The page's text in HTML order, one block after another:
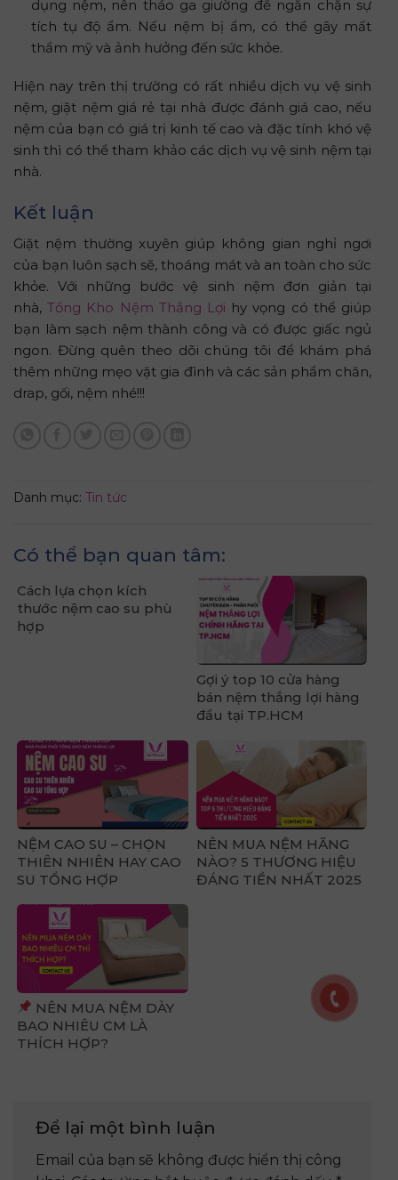
dụng nệm, nên tháo ga giường để ngăn chặn sự
tích tụ độ ẩm. Nếu nệm bị ẩm, có thể gây mất
thẩm mỹ và ảnh hưởng đến sức khỏe.
Hiện nay trên thị trường có rất nhiều dịch vụ vệ sinh
nệm, giặt nệm giá rẻ tại nhà được đánh giá cao, nếu
nệm của bạn có giá trị kinh tế cao và đặc tính khó vệ
sinh thì có thể tham khảo các dịch vụ vệ sinh nệm tại
nhà.
Kết luận
Giặt nệm thường xuyên giúp không gian nghỉ ngơi
của bạn luôn sạch sẽ, thoáng mát và an toàn cho sức
khỏe. Với những bước vệ sinh nệm đơn giản tại
nhà,Tổng Kho Nệm Thắng Lợi hy vọng có thể giúp
bạn làm sạch nệm thành công và có được giấc ngủ
ngon. Đừng quên theo dõi chúng tôi để khám phá
thêm những mẹo vặt gia đình và các sản phẩm chăn,
drap, gối, nệm nhé!!!
Danh mục: Tin tức
Có thể bạn quan tâm:
Cách lựa chọn kích
thước nệm cao su phù
hợp
Gợi ý top 10 cửa hàng
bán nệm thắng lợi hàng
đầu tại TP.HCM
NỆM CAO SU – CHỌN
THIÊN NHIÊN HAY CAO
SU TỔNG HỢP
NÊN MUA NỆM HÃNG
NÀO? 5 THƯƠNG HIỆU
ĐÁNG TIỀN NHẤT 2025
NÊN MUA NỆM DÀY
BAO NHIÊU CM LÀ
THÍCH HỢP?
Để lại một bình luận
Email của bạn sẽ không được hiển thị công